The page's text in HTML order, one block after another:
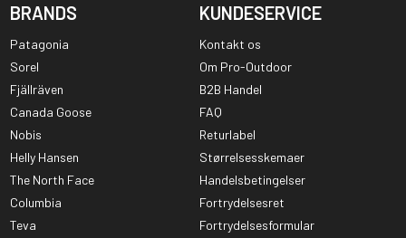
BRANDS
Patagonia
Sorel
Fjällräven
Canada Goose
Nobis
Helly Hansen
The North Face
Columbia
Teva
KUNDESERVICE
Kontakt os
Om Pro-Outdoor
B2B Handel
FAQ
Returlabel
Størrelsesskemaer
Handelsbetingelser
Fortrydelsesret
Fortrydelsesformular